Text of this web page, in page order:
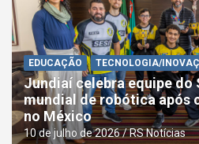
EDUCAÇÃO TECNOLOGIA/
Jundiaí celebra equipe do
mundial de robótica após
no México
10 de julho de 2026 RS Notícias